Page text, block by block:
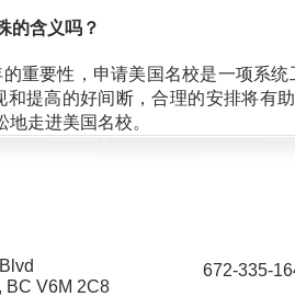
的含义吗？
的重要性，申请美国名校是一项系
提高的好间断，合理的安排将有
走进美国名校。
BC V6M 2C8
672-335-